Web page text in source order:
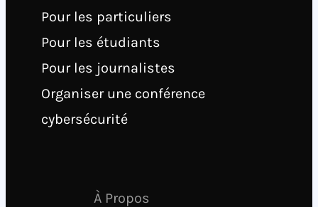
Pour les particuliers
Pour les étudiants
Pour les journalistes
Organiser une conférence
cybersécurité
À Propos